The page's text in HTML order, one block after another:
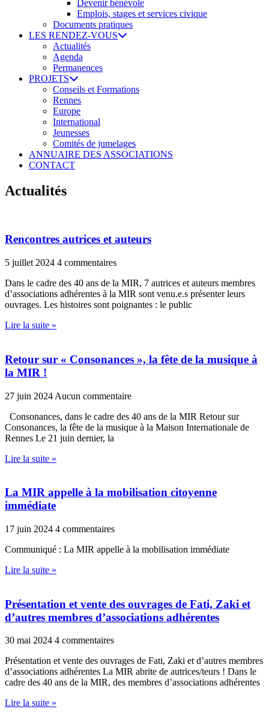
Devenir bénévole
Emplois, stages et services civique
Documents pratiques
LES RENDEZ-VOUS
Actualités
Agenda
Permanences
PROJETS
Conseils et Formations
Rennes
Europe
International
Jeunesses
Comités de jumelages
ANNUAIRE DES ASSOCIATIONS
CONTACT
Actualités
Rencontres autrices et auteurs
5 juillet 2024 4 commentaires
Dans le cadre des 40 ans de la MIR, 7 autrices et auteurs membres
d’associations adhérentes à la MIR sont venu.e.s présenter leurs
ouvrages. Les histoires sont poignantes : le public
Lire la suite »
Retour sur « Consonances », la fête de la musique à
la MIR !
27 juin 2024 Aucun commentaire
Consonances, dans le cadre des 40 ans de la MIR Retour sur
Consonances, la fête de la musique à la Maison Internationale de
Rennes Le 21 juin dernier, la
Lire la suite »
La MIR appelle à la mobilisation citoyenne
immédiate
17 juin 2024 4 commentaires
Communiqué : La MIR appelle à la mobilisation immédiate
Lire la suite »
Présentation et vente des ouvrages de Fati, Zaki et
d’autres membres d’associations adhérentes
30 mai 2024 4 commentaires
Présentation et vente des ouvrages de Fati, Zaki et d’autres membres
d’associations adhérentes La MIR abrite de autrices/teurs ! Dans le
cadre des 40 ans de la MIR, des membres d’associations adhérentes
Lire la suite »